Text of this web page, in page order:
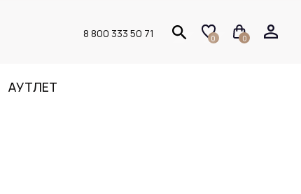
8 800 333 50 71 0 0
АУТЛЕТ